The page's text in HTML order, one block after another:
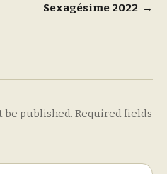
Sexagésime 2022 →
be published. Required fields